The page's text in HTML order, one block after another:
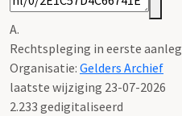
A.
Rechtspleging in eerste aanleg
Organisatie: Gelders Archief
laatste wijziging 23-07-2026
2.233 gedigitaliseerd